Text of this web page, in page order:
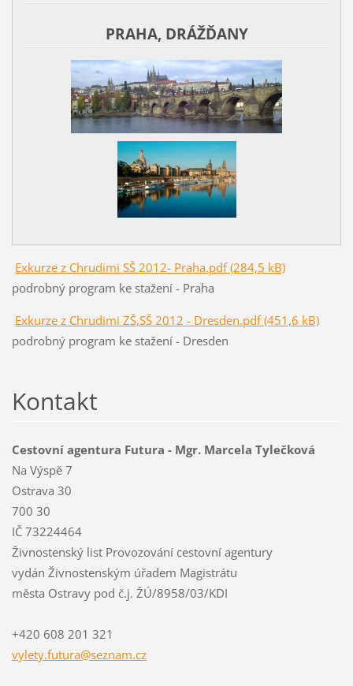
PRAHA, DRÁŽĎANY
Exkurze z Chrudimi SŠ 2012- Praha.pdf (284,5 kB)
podrobný program ke stažení - Praha
Exkurze z Chrudimi ZŠ,SŠ 2012 - Dresden.pdf (451,6 kB)
podrobný program ke stažení - Dresden
Kontakt
Cestovní agentura Futura - Mgr. Marcela Tylečková
Na Výspě 7
Ostrava 30
700 30
IČ 73224464
Živnostenský list Provozování cestovní agentury
vydán Živnostenským úřadem Magistrátu
města Ostravy pod č.j. ŽÚ/8958/03/KDI
+420 608 201 321
vylety.futura@seznam.cz